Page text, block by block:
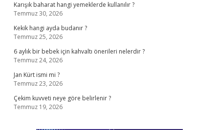
Karışık baharat hangi yemeklerde kullanılır ?
Temmuz 30, 2026
Kekik hangi ayda budanır ?
Temmuz 25, 2026
6 aylık bir bebek için kahvaltı önerileri nelerdir ?
Temmuz 24, 2026
Jan Kürt ismi mi ?
Temmuz 23, 2026
Çekim kuvveti neye göre belirlenir ?
Temmuz 19, 2026